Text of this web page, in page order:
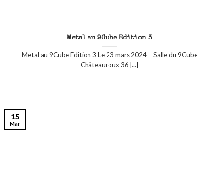
Metal au 9Cube Edition 3
Metal au 9Cube Edition 3 Le 23 mars 2024 – Salle du 9Cube
Châteauroux 36 [...]
15
Mar